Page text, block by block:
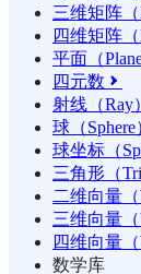
三维矩阵（
四维矩阵（
平面（Plane
四元数 
射线（Ray）
球（Sphere
球坐标（
三角形（
二维向量（
三维向量（
四维向量（
数学库